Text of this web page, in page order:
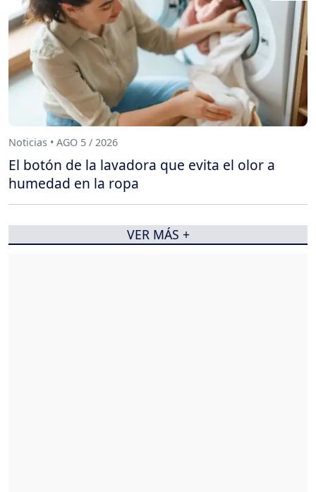
Noticias • AGO 5 / 2026
El botón de la lavadora que evita el olor a
humedad en la ropa
VER MÁS +